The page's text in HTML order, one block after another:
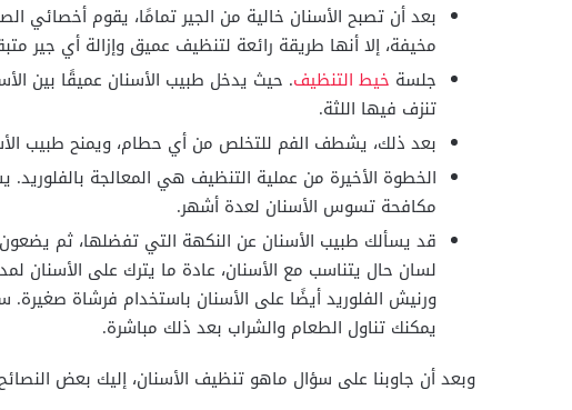
بعد أن تصبح الأسنان خالية من الجير تمامًا، يقوم أخصائي
مخيفة، إلا أنها طريقة رائعة لتنظيف عميق وإزالة أي جير
جلسة خيط التنظيف. حيث يدخل طبيب الأسنان عميقًا بين
تنزف فيها اللثة.
بعد ذلك، يشطف الفم للتخلص من أي حطام، ويمنح طبيب
الخطوة الأخيرة من عملية التنظيف هي المعالجة
مكافحة تسوس الأسنان لعدة أشهر.
قد يسألك طبيب الأسنان عن النكهة التي تفضلها، ثم
لسان حال يتناسب مع الأسنان، عادة ما يترك على الأسنان
ورنيش الفلوريد أيضًا على الأسنان باستخدام فرشاة
يمكنك تناول الطعام والشراب بعد ذلك مباشرة.
وبعد أن جاوبنا على سؤال ماهو تنظيف الأسنان، إليك بعض